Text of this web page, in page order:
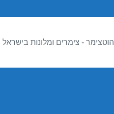
הוטצימר - צימרים ומלונות בישראל